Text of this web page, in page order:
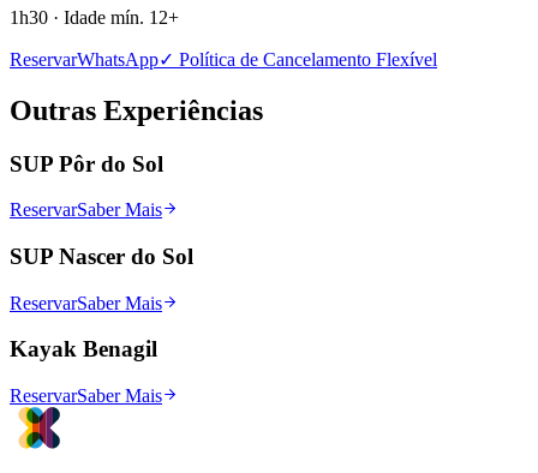
1h30 · Idade mín. 12+
ReservarWhatsApp✓ Política de Cancelamento Flexível
Outras Experiências
SUP Pôr do Sol
ReservarSaber Mais
SUP Nascer do Sol
ReservarSaber Mais
Kayak Benagil
ReservarSaber Mais